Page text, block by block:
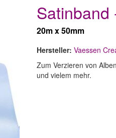
Satinband
20m x 50mm
Hersteller: Vaessen
Zum Verzieren von
und vielem mehr.